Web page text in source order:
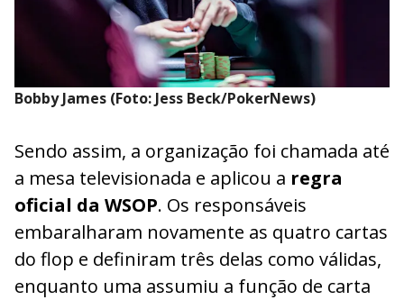
Bobby James (Foto: Jess Beck/PokerNews)
Sendo assim, a organização foi chamada até
a mesa televisionada e aplicou a regra
oficial da WSOP. Os responsáveis
embaralharam novamente as quatro cartas
do flop e definiram três delas como válidas,
enquanto uma assumiu a função de carta